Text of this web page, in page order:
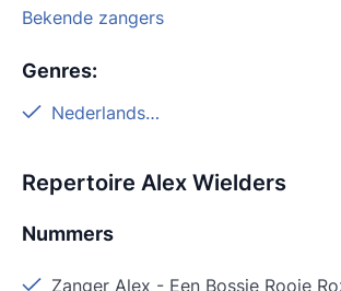
Bekende zangers
Genres:
Nederlandstalig
Repertoire Alex Wielders
Nummers
Zanger Alex - Een Bossie Rooie